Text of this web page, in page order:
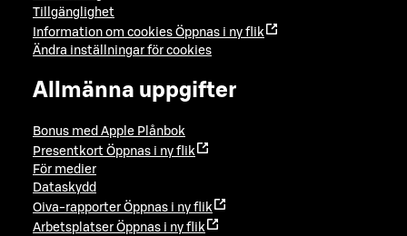
Tillgänglighet
Information om cookies Öppnas i ny flik
Ändra inställningar för cookies
Allmänna uppgifter
Bonus med Apple Plånbok
Presentkort Öppnas i ny flik
För medier
Dataskydd
Oiva-rapporter Öppnas i ny flik
Arbetsplatser Öppnas i ny flik